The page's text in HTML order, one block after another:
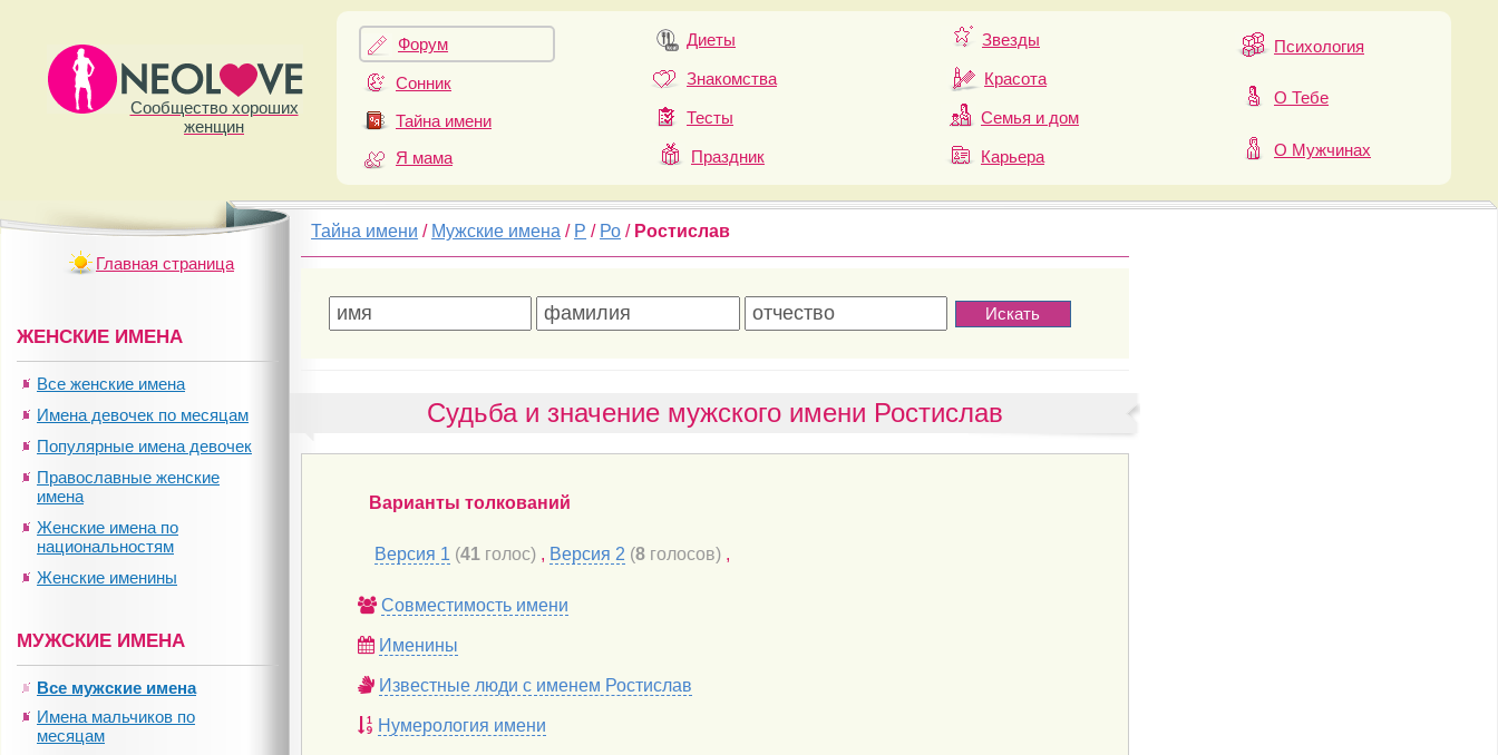
Сообщество хороших
женщин
Форум
Сонник
Тайна имени
Я мама
Диеты
Знакомства
Тесты
Праздник
Звезды
Красота
Семья и дом
Карьера
Психология
О Тебе
О Мужчинах
Тайна имени / Мужские имена / Р / Ро / Ростислав
Судьба и значение мужского имени Ростислав
Варианты толкований
Версия 1 (41 голос) , Версия 2 (8 голосов) ,
Совместимость имени
Именины
Известные люди с именем Ростислав
Нумерология имени
Главная страница
ЖЕНСКИЕ ИМЕНА
Все женские имена
Имена девочек по месяцам
Популярные имена девочек
Православные женские
имена
Женские имена по
национальностям
Женские именины
МУЖСКИЕ ИМЕНА
Все мужские имена
Имена мальчиков по
месяцам